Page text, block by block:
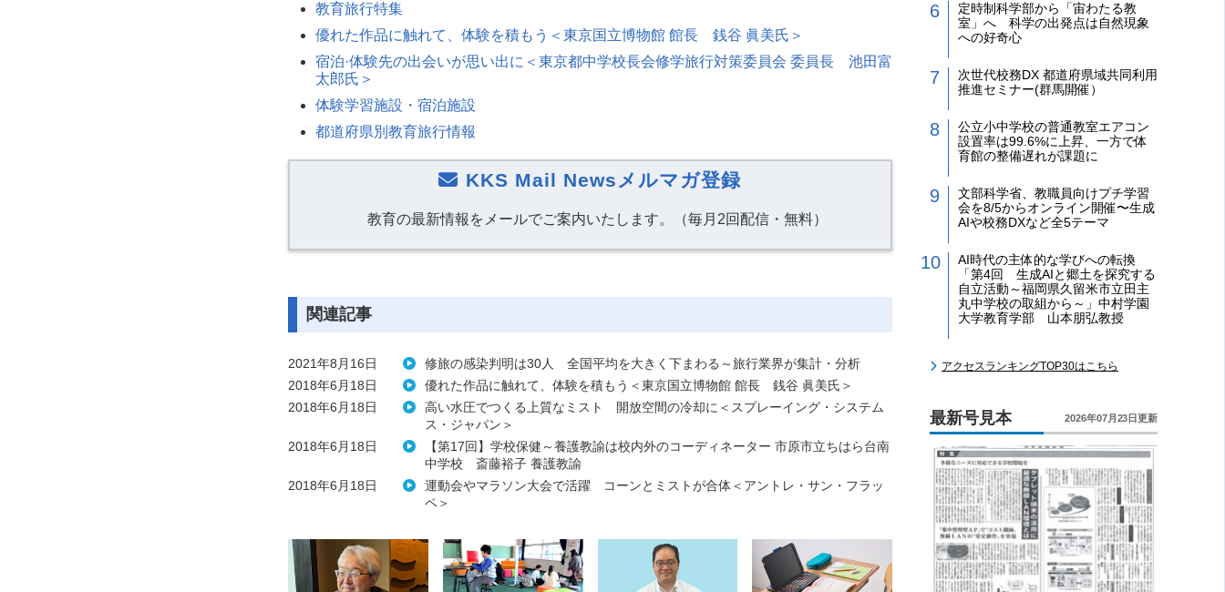
教育旅行特集
優れた作品に触れて、体験を積もう＜東京国立博物館 館長 銭谷 眞美氏＞
宿泊·体験先の出会いが思い出に＜東京都中学校長会修学旅行対策委員会 委員長 池田富
太郎氏＞
体験学習施設・宿泊施設
都道府県別教育旅行情報
KKS Mail Newsメルマガ登録
教育の最新情報をメールでご案内いたします。（毎月2回配信・無料）
関連記事
2021年8月16日
修旅の感染判明は30人 全国平均を大きく下まわる～旅行業界が集計・分析
2018年6月18日
優れた作品に触れて、体験を積もう＜東京国立博物館 館長 銭谷 眞美氏＞
2018年6月18日
高い水圧でつくる上質なミスト 開放空間の冷却に＜スプレーイング・システム
ス・ジャパン＞
2018年6月18日
【第17回】学校保健～養護教諭は校内外のコーディネーター 市原市立ちはら台南
中学校 斎藤裕子 養護教諭
2018年6月18日
運動会やマラソン大会で活躍 コーンとミストが合体＜アントレ・サン・フラッ
ペ＞
定時制科学部から「宙わたる教
室」へ 科学の出発点は自然現象
への好奇心
次世代校務DX 都道府県域共同利用
推進セミナー(群馬開催）
公立小中学校の普通教室エアコン
設置率は99.6%に上昇、一方で体
育館の整備遅れが課題に
文部科学省、教職員向けプチ学習
会を8/5からオンライン開催〜生成
AIや校務DXなど全5テーマ
AI時代の主体的な学びへの転換
「第4回 生成AIと郷土を探究する
自立活動～福岡県久留米市立田主
丸中学校の取組から～」中村学園
大学教育学部 山本朋弘教授
アクセスランキングTOP30はこちら
最新号見本 2026年07月23日更新